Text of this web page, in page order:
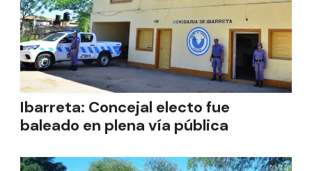
Ibarreta: Concejal electo fue
baleado en plena vía pública